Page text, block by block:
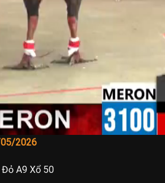
2026
A9 Xổ 50